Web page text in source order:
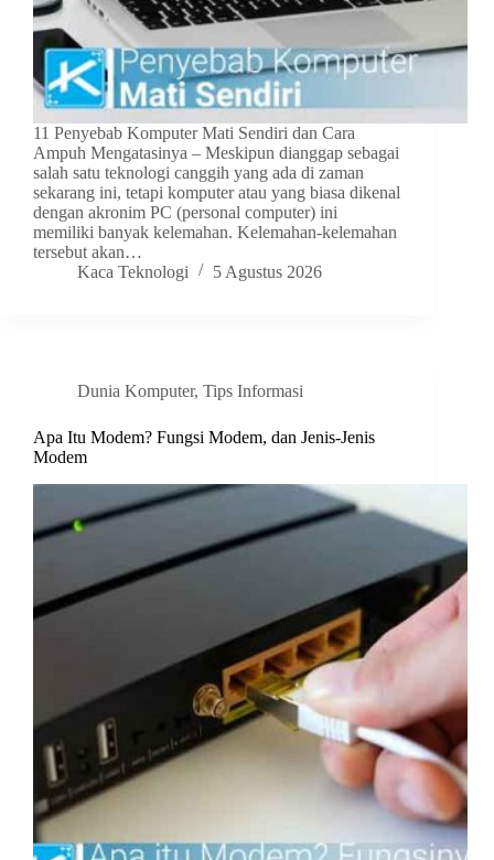
11 Penyebab Komputer Mati Sendiri dan Cara
Ampuh Mengatasinya – Meskipun dianggap sebagai
salah satu teknologi canggih yang ada di zaman
sekarang ini, tetapi komputer atau yang biasa dikenal
dengan akronim PC (personal computer) ini
memiliki banyak kelemahan. Kelemahan-kelemahan
tersebut akan…
Kaca Teknologi
5 Agustus 2026
Dunia Komputer, Tips Informasi
Apa Itu Modem? Fungsi Modem, dan Jenis-Jenis
Modem